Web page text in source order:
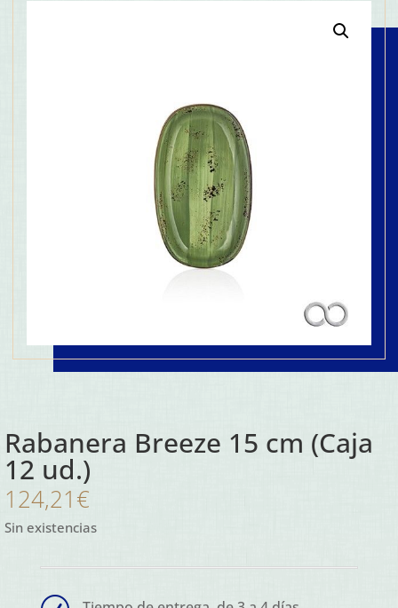
Rabanera Breeze 15 cm (Caja
12 ud.)
124,21€
Sin existencias